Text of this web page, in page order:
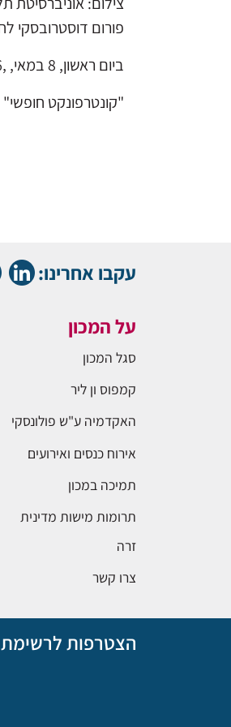
פורום דוסטרובסקי
ביום ראשון, 8 במאי, ,2016 בקונסרבטוריון הישראלי למוסיקה, ע"ש לין וחד אריסון, תל-אביב
"קונטרפונקט חופשי"
עקבו אחרינו:
על המכון
סגל המכון
קמפוס ון ליר
האקדמיה ע"ש פולונסקי
אירוח כנסים ואירועים
תמיכה במכון
תרומות מישות מדינית
זרה
צרו קשר
הצטרפות